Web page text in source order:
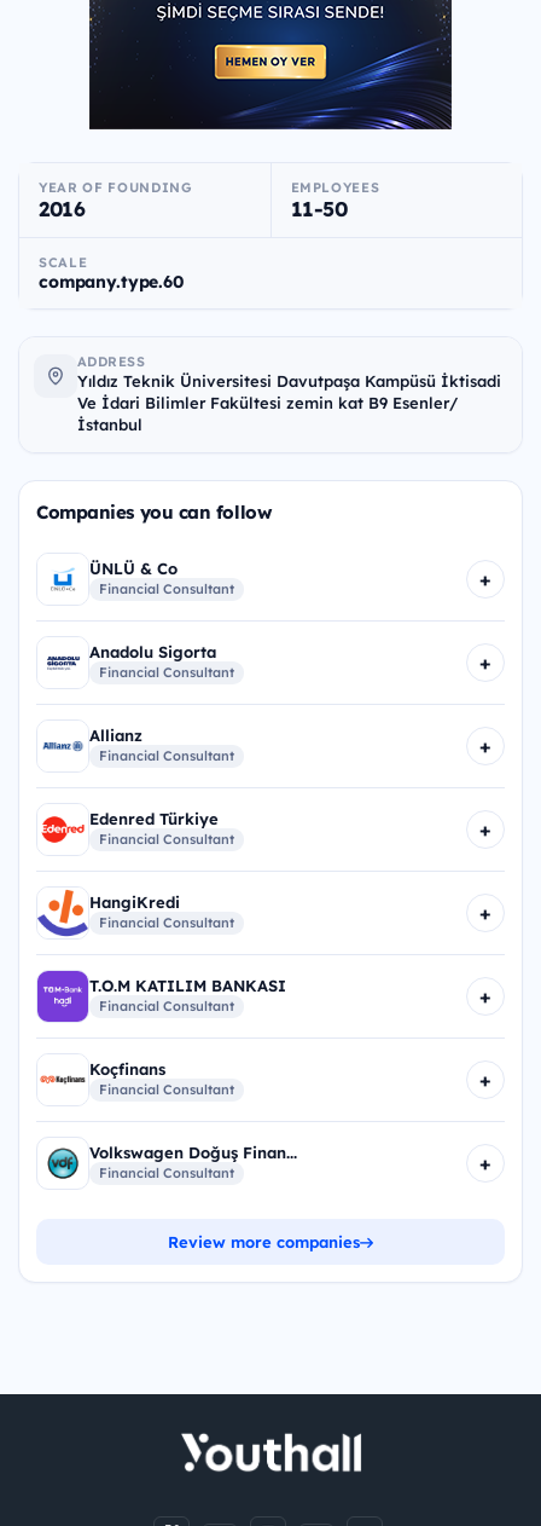
YEAR OF FOUNDING
2016
EMPLOYEES
11-50
SCALE
company.type.60
ADDRESS
Yıldız Teknik Üniversitesi Davutpaşa Kampüsü İktisadi
Ve İdari Bilimler Fakültesi zemin kat B9 Esenler/
İstanbul
Companies you can follow
ÜNLÜ & Co
Financial Consultant +
Anadolu Sigorta
Financial Consultant +
Allianz
Financial Consultant +
Edenred Türkiye
Financial Consultant +
HangiKredi
Financial Consultant +
T.O.M KATILIM BANKASI
Financial Consultant +
Koçfinans
Financial Consultant +
Volkswagen Doğuş Finan...
Financial Consultant +
Review more companies